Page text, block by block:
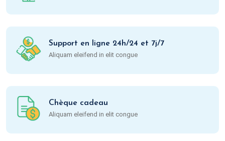
Support en ligne 24h/24 et 7j/7
Aliquam eleifend in elit congue
Chèque cadeau
Aliquam eleifend in elit congue